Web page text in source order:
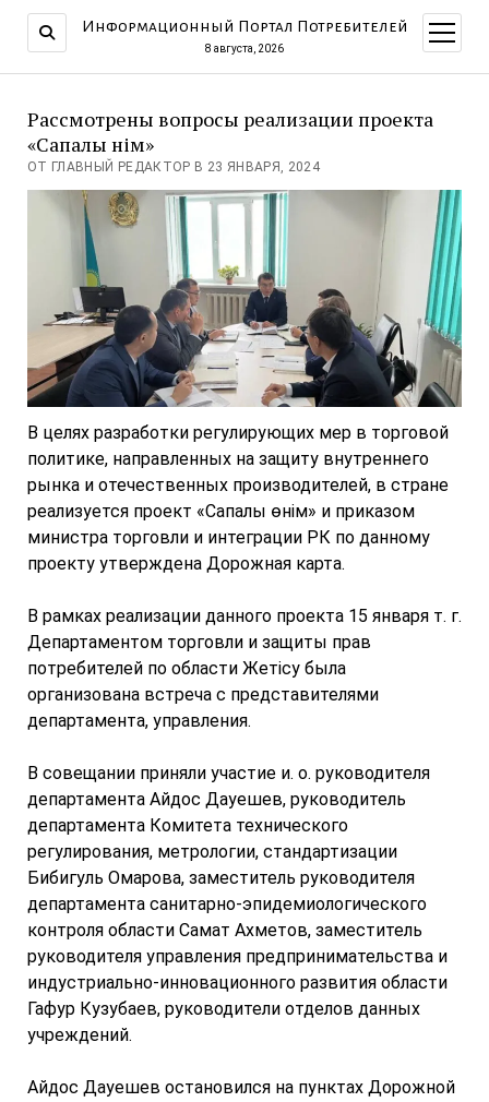
Информационный Портал Потребителей
8 августа, 2026
меню
Рассмотрены вопросы реализации проекта
«Cапалы өнім»
ОТ ГЛАВНЫЙ РЕДАКТОР В 23 ЯНВАРЯ, 2024
В целях разработки регулирующих мер в торговой
политике, направленных на защиту внутреннего
рынка и отечественных производителей, в стране
реализуется проект «Сапалы өнім» и приказом
министра торговли и интеграции РК по данному
проекту утверждена Дорожная карта.
В рамках реализации данного проекта 15 января т. г.
Департаментом торговли и защиты прав
потребителей по области Жетісу была
организована встреча с представителями
департамента, управления.
В совещании приняли участие и. о. руководителя
департамента Айдос Дауешев, руководитель
департамента Комитета технического
регулирования, метрологии, стандартизации
Бибигуль Омарова, заместитель руководителя
департамента санитарно-эпидемиологического
контроля области Самат Ахметов, заместитель
руководителя управления предпринимательства и
индустриально-инновационного развития области
Гафур Кузубаев, руководители отделов данных
учреждений.
Айдос Дауешев остановился на пунктах Дорожной